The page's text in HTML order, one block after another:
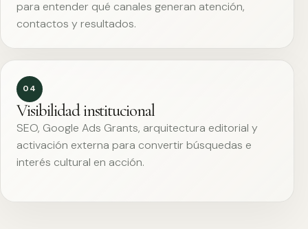
para entender qué canales generan atención,
contactos y resultados.
04
Visibilidad institucional
SEO, Google Ads Grants, arquitectura editorial y
activación externa para convertir búsquedas e
interés cultural en acción.